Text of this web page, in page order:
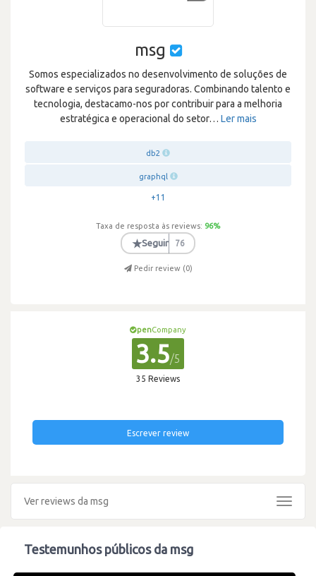
msg
Somos especializados no desenvolvimento de soluções de
software e serviços para seguradoras. Combinando talento e
tecnologia, destacamo-nos por contribuir para a melhoria
estratégica e operacional do setor… Ler mais
db2
graphql
+11
Taxa de resposta às reviews: 96%
★Seguir 76
Pedir review (0)
penCompany
3.5/5
35 Reviews
Escrever review
Ver reviews da msg
Toggle
Testemunhos públicos da msg